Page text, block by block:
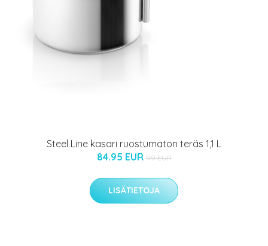
Steel Line kasari ruostumaton teräs 1,1 L
84.95 EUR 99 EUR
LISÄTIETOJA